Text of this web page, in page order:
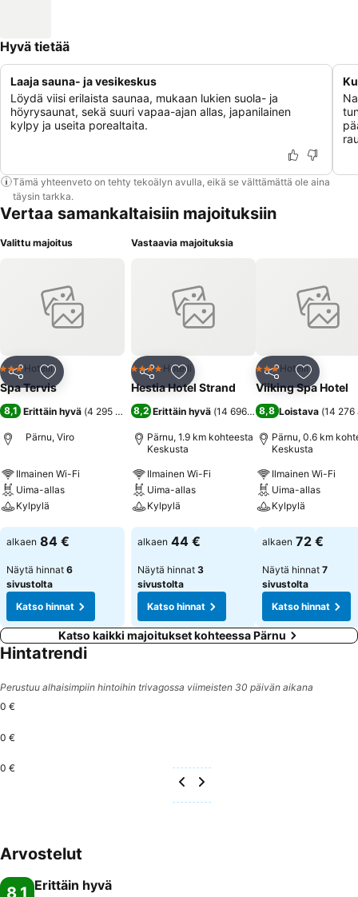
Hyvä tietää
Laaja sauna- ja vesikeskus
Löydä viisi erilaista saunaa, mukaan lukien suola- ja
höyrysaunat, sekä suuri vapaa-ajan allas, japanilainen
kylpy ja useita porealtaita.
Tämä yhteenveto on tehty tekoälyn avulla, eikä se välttämättä ole aina
täysin tarkka.
Vertaa samankaltaisiin majoituksiin
Valittu majoitus
Jaa Lisää suosikkeihin
3 Tähtiluokitus
Hotelli
Spa Tervis
8,1 Erittäin hyvä (4 295 arviota)
Pärnu, Viro
Ilmainen Wi-Fi
Uima-allas
Kylpylä
Katso hinnat
alkaen 84 €
Näytä hinnat 6
sivustolta
Katso hinnat
Vastaavia majoituksia
Jaa Lisää suosikkeihin
4 Tähtiluokitus
Hotelli
Hestia Hotel Strand
8,2 Erittäin hyvä (14 696 arviota)
Pärnu, 1.9 km kohteesta
Keskusta
Ilmainen Wi-Fi
Uima-allas
Kylpylä
Katso hinnat
alkaen 44 €
Näytä hinnat 3
sivustolta
Katso hinnat
Jaa Lisää
3 Tähtiluokitus
Hotelli
Viiking Spa Hotel
8,8 Loistava (14 276
Pärnu, 0.6 km
Keskusta
Ilmainen Wi-Fi
Uima-allas
Kylpylä
Katso hinnat
alkaen 72 €
Näytä hinnat 7
sivustolta
Katso hinnat
Katso kaikki majoitukset kohteessa Pärnu
Hintatrendi
Perustuu alhaisimpiin hintoihin trivagossa viimeisten 30 päivän aikana
0 €
0 €
0 €
Arvostelut
8,1 Erittäin hyvä